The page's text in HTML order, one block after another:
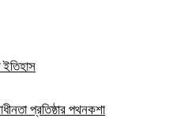
ইতিহাস
প্রতিষ্ঠার পথনকশা